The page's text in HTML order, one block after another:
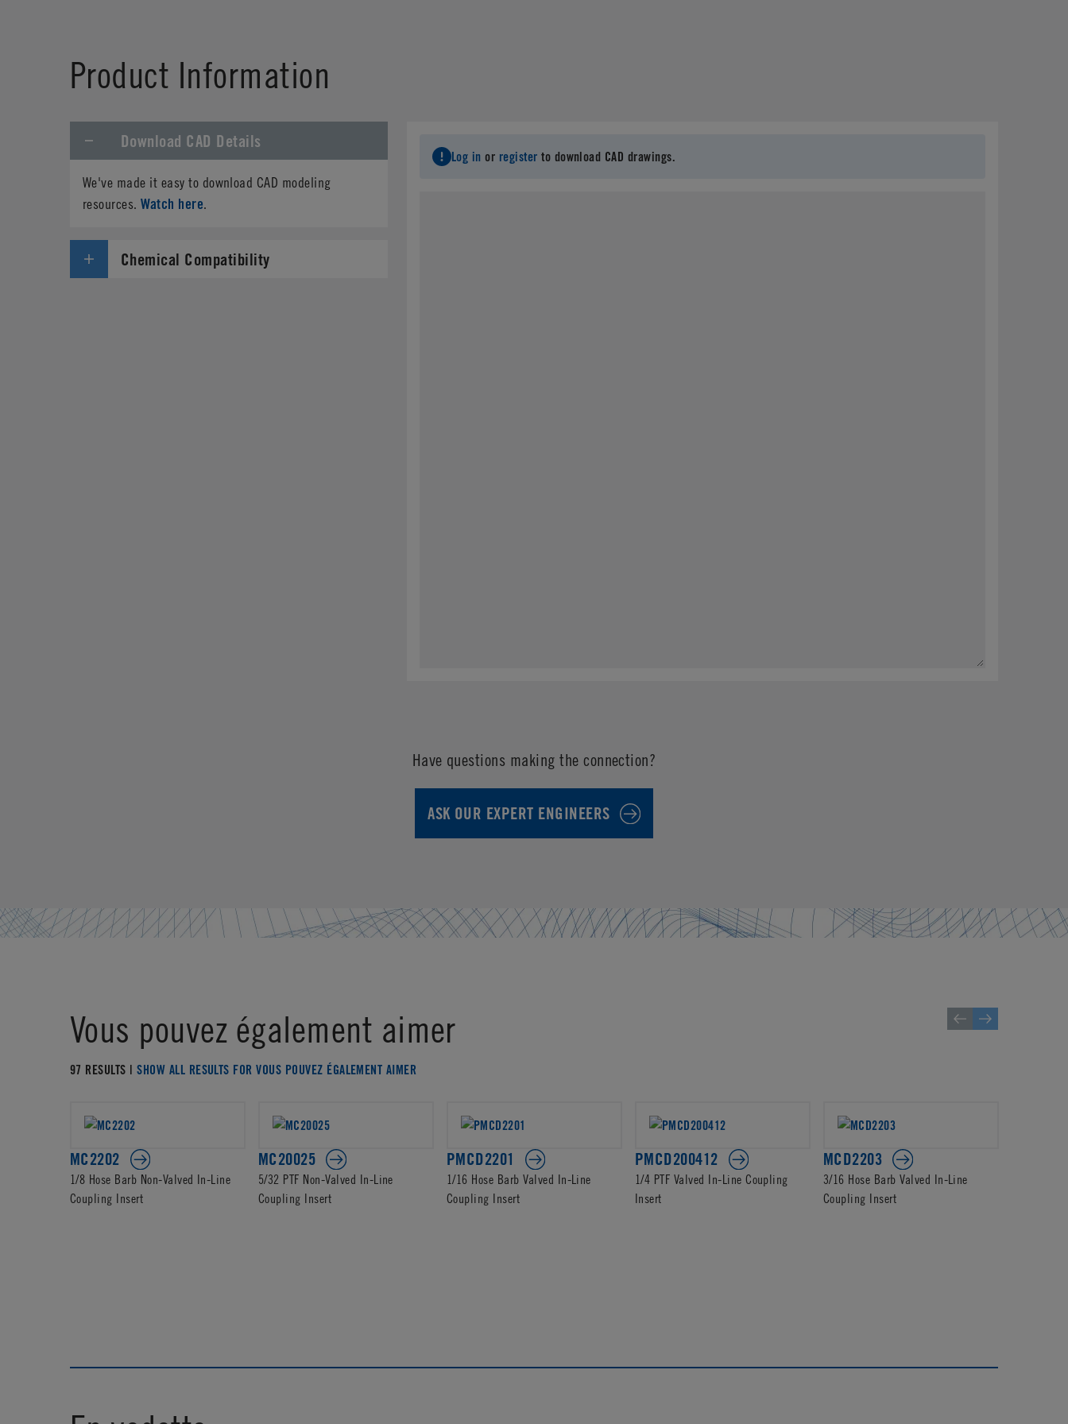
Product Information
Download CAD Details
We've made it easy to download CAD modeling
resources.Watch here.
Log in or register to download CAD drawings.
Chemical Compatibility
Have questions making the connection?
ASK OUR EXPERT ENGINEERS
Vous pouvez également aimer
97 RESULTS |SHOW ALL RESULTS FOR VOUS POUVEZ ÉGALEMENT AIMER
MC2202
1/8 Hose Barb Non-Valved In-Line
Coupling Insert
MC20025
5/32 PTF Non-Valved In-Line
Coupling Insert
PMCD2201
1/16 Hose Barb Valved In-Line
Coupling Insert
PMCD200412
1/4 PTF Valved In-Line Coupling
Insert
MCD2203
3/16 Hose Barb Valved In-Line
Coupling Insert